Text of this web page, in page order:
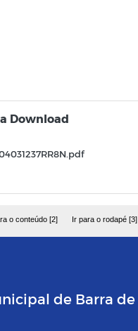
Download
o conteúdo [2] Ir para o rodapé [3]
de Barra de